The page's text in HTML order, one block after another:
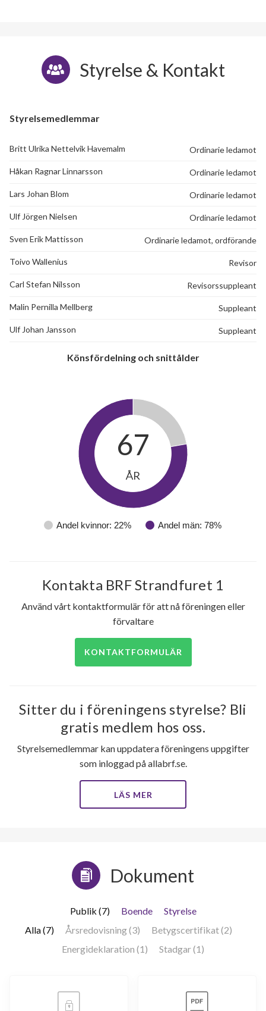
21
Styrelse & Kontakt
Styrelsemedlemmar
Britt Ulrika Nettelvik Havemalm Ordinarie ledamot
Håkan Ragnar Linnarsson Ordinarie ledamot
Lars Johan Blom Ordinarie ledamot
Ulf Jörgen Nielsen Ordinarie ledamot
Sven Erik Mattisson Ordinarie ledamot, ordförande
Toivo Wallenius Revisor
Carl Stefan Nilsson Revisorssuppleant
Malin Pernilla Mellberg Suppleant
Ulf Johan Jansson Suppleant
Könsfördelning och snittålder
Andel kvinnor: 22% Andel män: 78%
67
ÅR
Kontakta BRF Strandfuret 1
Använd vårt kontaktformulär för att nå föreningen eller
förvaltare
KONTAKTFORMULÄR
Sitter du i föreningens styrelse? Bli
gratis medlem hos oss.
Styrelsemedlemmar kan uppdatera föreningens uppgifter
som inloggad på allabrf.se.
LÄS MER
Dokument
Publik (7) Boende
Styrelse
Alla (7)
Årsredovisning (3)
Betygscertifikat (2)
Energideklaration (1)
Stadgar (1)